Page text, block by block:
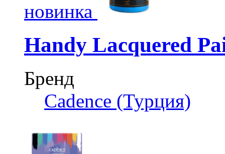
новинка
Handy Lacquered
Бренд
Cadence (Турция)